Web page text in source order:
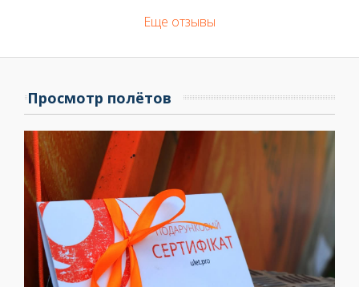
Еще отзывы
Просмотр полётов